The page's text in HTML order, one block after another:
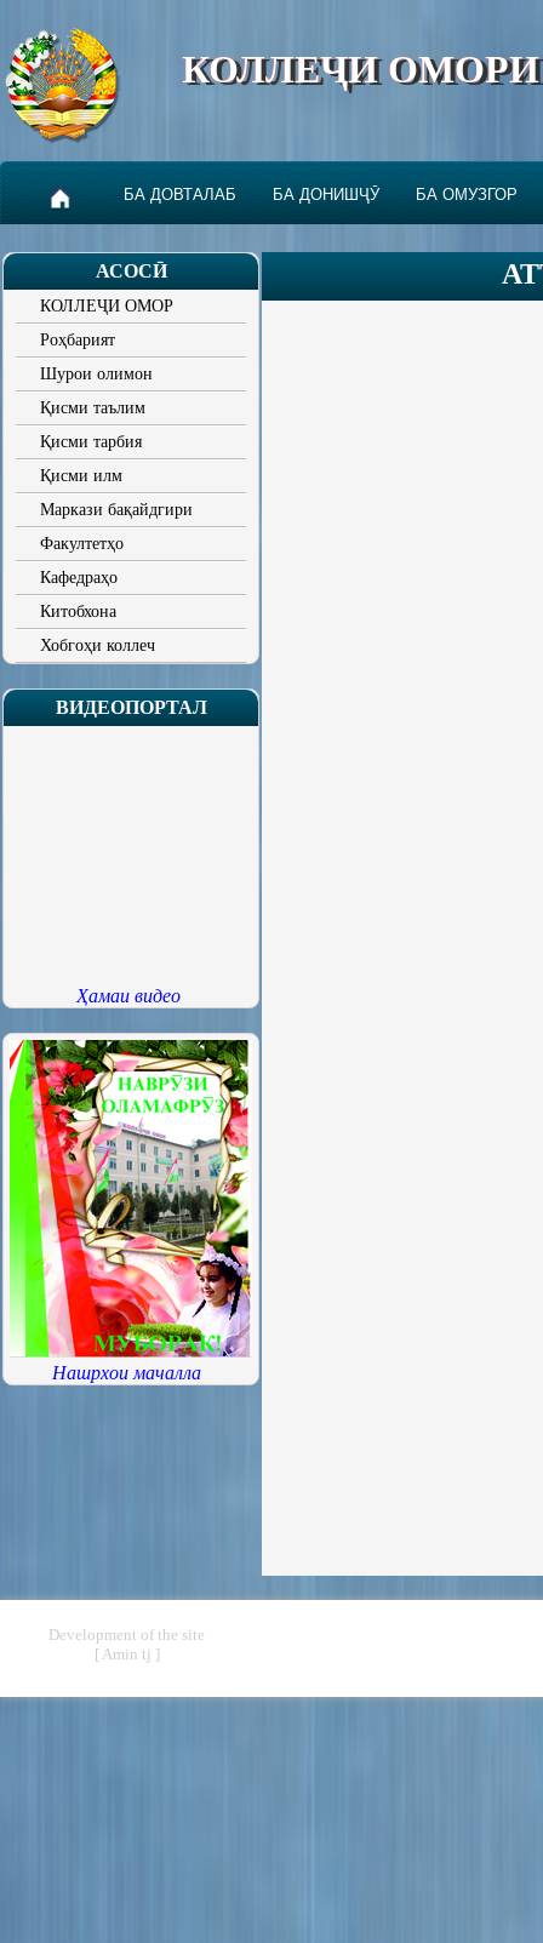
КОЛЛЕҶИ
БА ДОВТАЛАБ БА ДОНИШҶӮ БА ОМУЗГОР
АСОСӢ
КОЛЛЕҶИ ОМОР
Роҳбарият
Шурои олимон
Қисми таълим
Қисми тарбия
Қисми илм
Маркази бақайдгири
Факултетҳо
Кафедраҳо
Китобхона
Хобгоҳи коллеч
ВИДЕОПОРТАЛ
Ҳамаи видео
Нашрхои мачалла
Development of the site
[ Amin tj ]